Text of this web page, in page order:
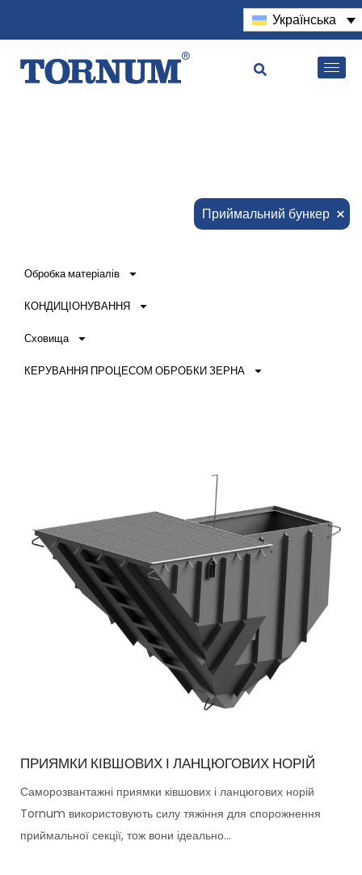
Українська
Приймальний бункер ×
Обробка матеріалів
КОНДИЦІОНУВАННЯ
Сховища
КЕРУВАННЯ ПРОЦЕСОМ ОБРОБКИ ЗЕРНА
ПРИЯМКИ КІВШОВИХ І ЛАНЦЮГОВИХ НОРІЙ
Саморозвантажні приямки ківшових і ланцюгових норій
Tornum використовують силу тяжіння для спорожнення
приймальної секції, тож вони ідеально...